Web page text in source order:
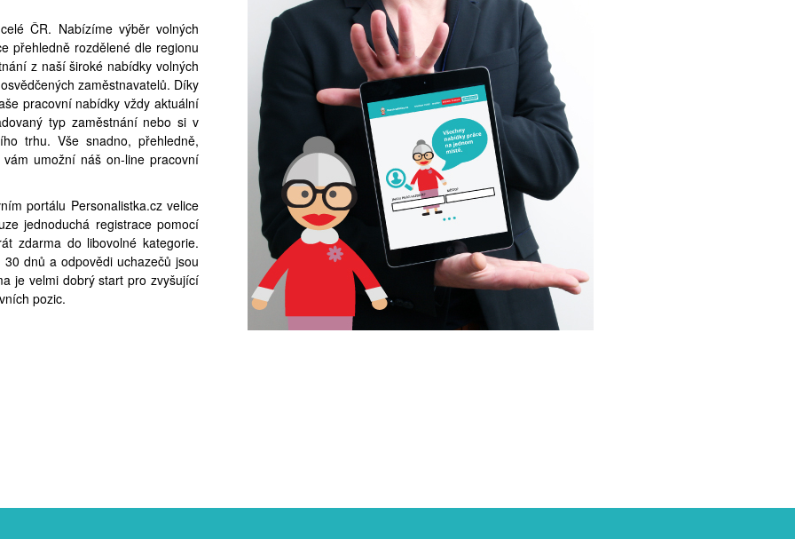
ČR. Nabízíme výběr volných
přehledně rozdělené dle regionu
z naší široké nabídky volných
zaměstnavatelů. Díky
pracovní nabídky vždy aktuální
typ zaměstnání nebo si v
trhu. Vše snadno, přehledně,
umožní náš on-line pracovní
portálu Personalistka.cz velice
jednoduchá registrace pomocí
zdarma do libovolné kategorie.
dnů a odpovědi uchazečů jsou
je velmi dobrý start pro zvyšující
pozic.